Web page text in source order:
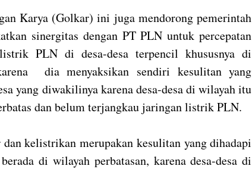
Karya (Golkar) ini juga mendorong pemerintah
sinergitas dengan PT PLN untuk percepatan
PLN di desa-desa terpencil khususnya di
dia menyaksikan sendiri kesulitan yang
yang diwakilinya karena desa-desa di wilayah itu
dan belum terjangkau jaringan listrik PLN.
kelistrikan merupakan kesulitan yang dihadapi
di wilayah perbatasan, karena desa-desa di